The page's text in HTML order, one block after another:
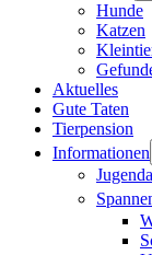
Hunde
Katzen
Aktuelles
Gute Taten
Tierpension
Informationen